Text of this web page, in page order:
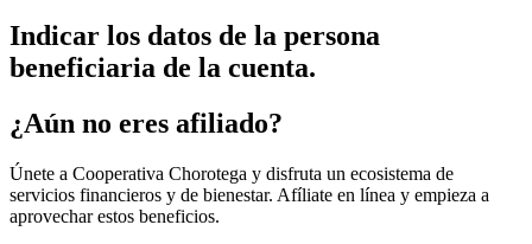
Indicar los datos de la persona
beneficiaria de la cuenta.
¿Aún no eres afiliado?
Únete a Cooperativa Chorotega y disfruta un ecosistema de
servicios financieros y de bienestar. Afíliate en línea y empieza a
aprovechar estos beneficios.